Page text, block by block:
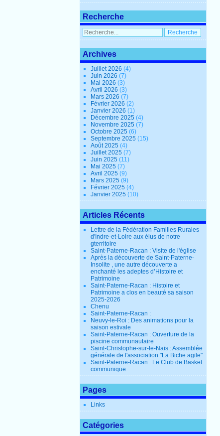
Recherche
Archives
Juillet 2026(4)
Juin 2026(7)
Mai 2026(3)
Avril 2026(3)
Mars 2026(7)
Février 2026(2)
Janvier 2026(1)
Décembre 2025(4)
Novembre 2025(7)
Octobre 2025(6)
Septembre 2025(15)
Août 2025(4)
Juillet 2025(7)
Juin 2025(11)
Mai 2025(7)
Avril 2025(9)
Mars 2025(9)
Février 2025(4)
Janvier 2025(10)
Articles Récents
Lettre de la Fédération Familles Rurales
d'Indre-et-Loire aux élus de notre
gterritoire
Saint-Paterne-Racan : Visite de l'église
Après la découverte de Saint-Paterne-
Insolite , une autre découverte a
enchanté les adeptes d’Histoire et
Patrimoine
Saint-Paterne-Racan : Histoire et
Patrimoine a clos en beauté sa saison
2025-2026
Chenu
Saint-Paterne-Racan :
Neuvy-le-Roi : Des animations pour la
saison estivale
Saint-Paterne-Racan : Ouverture de la
piscine communautaire
Saint-Christophe-sur-le-Nais : Assemblée
générale de l'association "La Biche agile"
Saint-Paterne-Racan : Le Club de Basket
communique
Pages
Links
Catégories